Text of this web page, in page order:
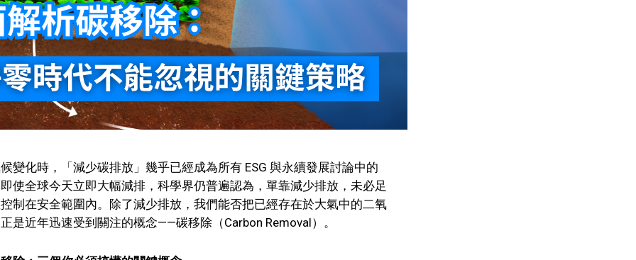
變化時，「減少碳排放」幾乎已經成為所有 ESG 與永續發展討論中的
使全球今天立即大幅減排，科學界仍普遍認為，單靠減少排放，未必足
制在安全範圍內。除了減少排放，我們能否把已經存在於大氣中的二氧
是近年迅速受到關注的概念——碳移除（Carbon Removal）。